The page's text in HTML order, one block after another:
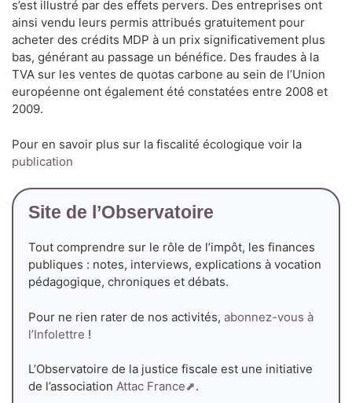
s’est illustré par des effets pervers. Des entreprises ont
ainsi vendu leurs permis attribués gratuitement pour
acheter des crédits MDP à un prix significativement plus
bas, générant au passage un bénéfice. Des fraudes à la
TVA sur les ventes de quotas carbone au sein de l’Union
européenne ont également été constatées entre 2008 et
2009.
Pour en savoir plus sur la fiscalité écologique voir la
publication
Site de l’Observatoire
Tout comprendre sur le rôle de l’impôt, les finances
publiques : notes, interviews, explications à vocation
pédagogique, chroniques et débats.
Pour ne rien rater de nos activités, abonnez-vous à
l’Infolettre !
L’Observatoire de la justice fiscale est une initiative
de l’association Attac France .